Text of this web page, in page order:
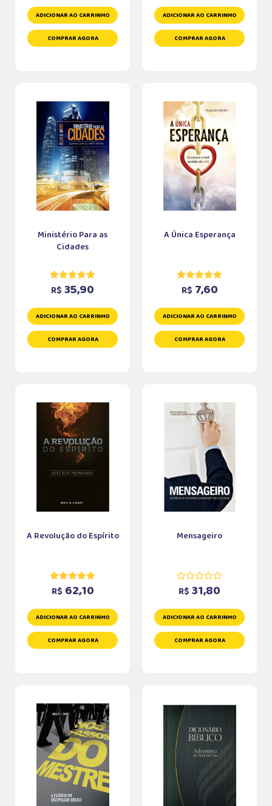
ADICIONAR AO CARRINHO
COMPRAR AGORA
ADICIONAR AO CARRINHO
COMPRAR AGORA
Ministério Para as
Cidades
R$ 35,90
ADICIONAR AO CARRINHO
COMPRAR AGORA
A Única Esperança
R$ 7,60
ADICIONAR AO CARRINHO
COMPRAR AGORA
A Revolução do Espírito
R$ 62,10
ADICIONAR AO CARRINHO
COMPRAR AGORA
Mensageiro
R$ 31,80
ADICIONAR AO CARRINHO
COMPRAR AGORA